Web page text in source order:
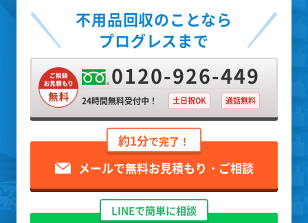
不用品回収のことなら
プログレスまで
0120-926-449
24時間無料受付中！ 土日祝OK 通話無料
約1分で完了！
メールで無料お見積もり・ご相談
LINEで簡単に相談